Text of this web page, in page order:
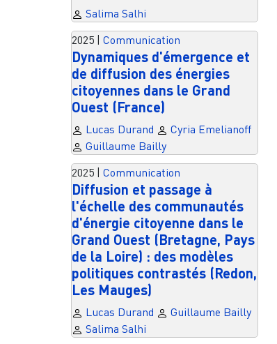
Salima Salhi
2025 | Communication
Dynamiques d'émergence et
de diffusion des énergies
citoyennes dans le Grand
Ouest (France)
Lucas Durand
Cyria Emelianoff
Guillaume Bailly
2025 | Communication
Diffusion et passage à
l'échelle des communautés
d'énergie citoyenne dans le
Grand Ouest (Bretagne, Pays
de la Loire) : des modèles
politiques contrastés (Redon,
Les Mauges)
Lucas Durand
Guillaume Bailly
Salima Salhi